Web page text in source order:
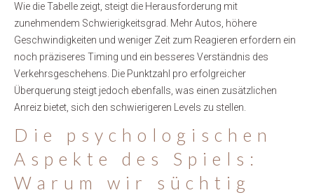
Wie die Tabelle zeigt, steigt die Herausforderung mit
zunehmendem Schwierigkeitsgrad. Mehr Autos, höhere
Geschwindigkeiten und weniger Zeit zum Reagieren erfordern ein
noch präziseres Timing und ein besseres Verständnis des
Verkehrsgeschehens. Die Punktzahl pro erfolgreicher
Überquerung steigt jedoch ebenfalls, was einen zusätzlichen
Anreiz bietet, sich den schwierigeren Levels zu stellen.
Die psychologischen
Aspekte des Spiels:
Warum wir süchtig